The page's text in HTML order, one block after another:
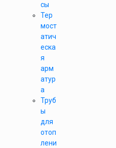
сы
Тер
мост
атич
еска
я
арм
атур
а
Труб
ы
для
отоп
лени